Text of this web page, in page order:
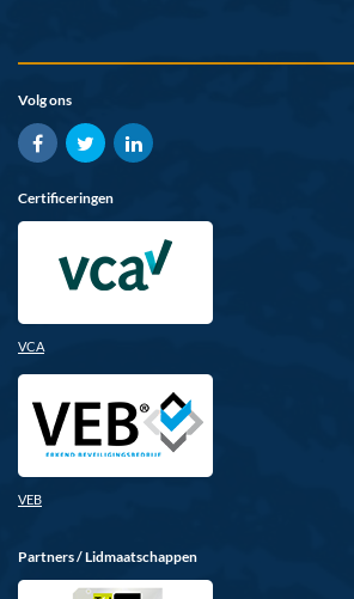
Volg ons
Certificeringen
VCA
VEB
Partners / Lidmaatschappen